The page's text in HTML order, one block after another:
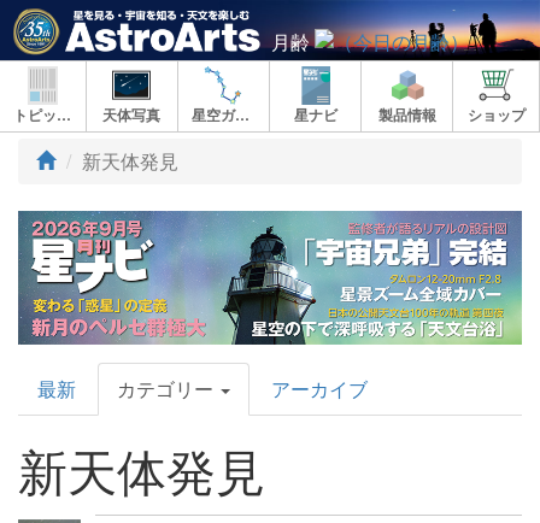
月齢
トピックス 天体写真 星空ガイド 星ナビ 製品情報 ショップ
新天体発見
AstroArts
Topics
最新 カテゴリー アーカイブ
新天体発見